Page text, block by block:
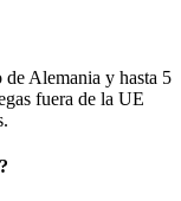
de Alemania y hasta 5
fuera de la UE